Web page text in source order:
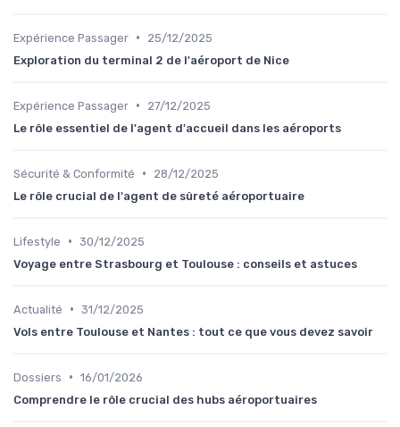
Expérience Passager •
25/12/2025
Exploration du terminal 2 de l'aéroport de Nice
Expérience Passager •
27/12/2025
Le rôle essentiel de l'agent d'accueil dans les aéroports
Sécurité & Conformité •
28/12/2025
Le rôle crucial de l'agent de sûreté aéroportuaire
Lifestyle • 30/12/2025
Voyage entre Strasbourg et Toulouse : conseils et astuces
Actualité • 31/12/2025
Vols entre Toulouse et Nantes : tout ce que vous devez savoir
Dossiers • 16/01/2026
Comprendre le rôle crucial des hubs aéroportuaires